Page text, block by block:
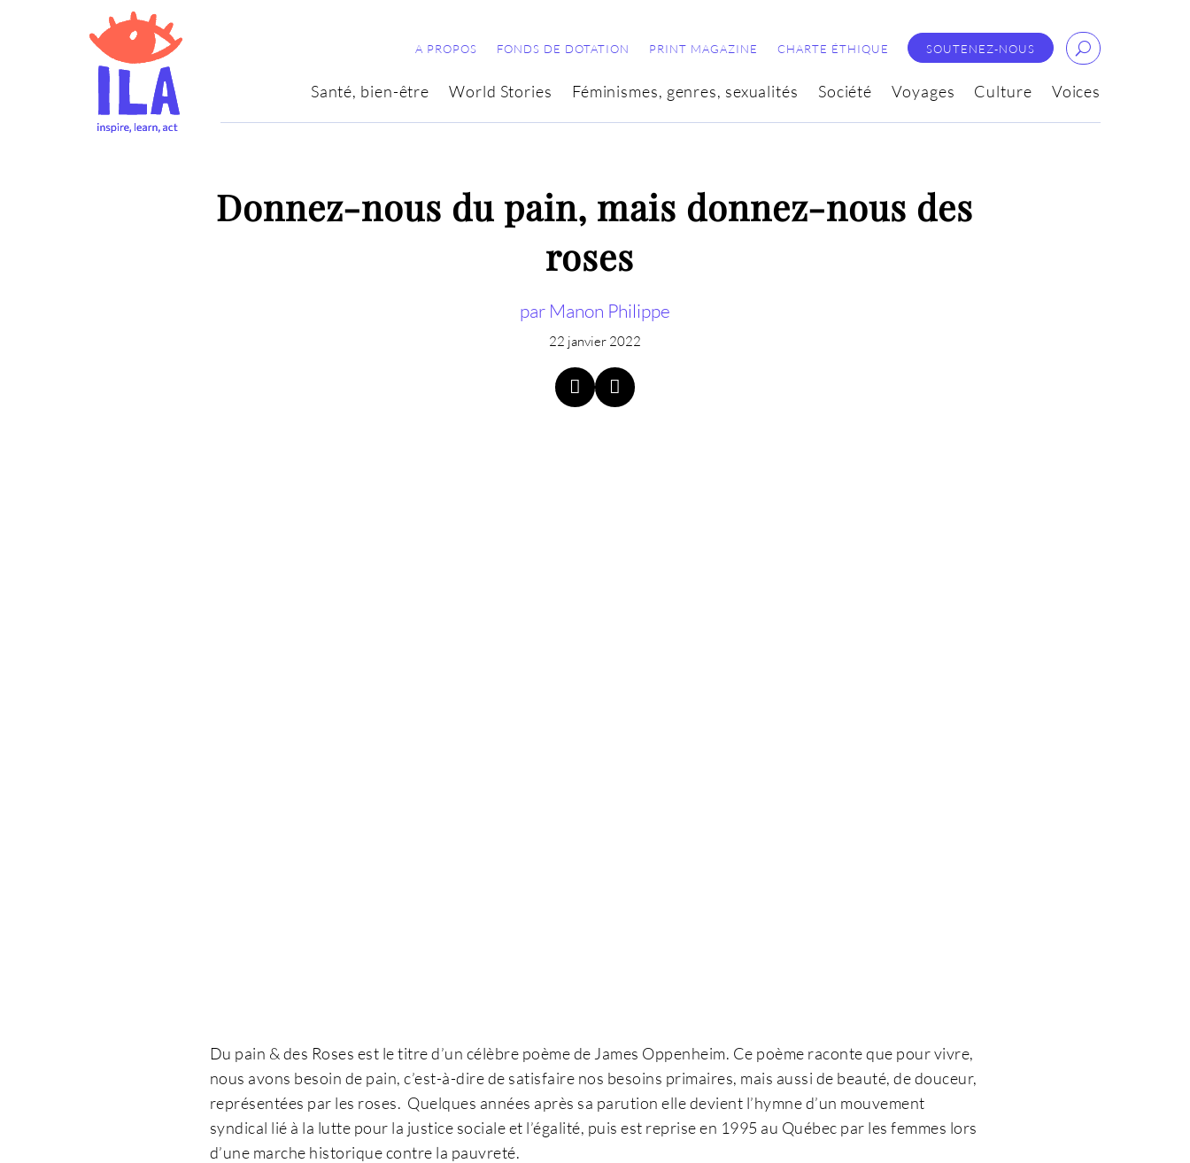
A PROPOS FONDS DE DOTATION PRINT MAGAZINE CHARTE ÉTHIQUE SOUTENEZ-NOUS
Santé, bien-être World Stories Féminismes, genres, sexualités Société Voyages Culture Voices
Donnez-nous du pain, mais donnez-nous des
roses
par Manon Philippe
22 janvier 2022
 
Du pain & des Roses est le titre d’un célèbre poème de James Oppenheim. Ce poème raconte que pour vivre,
nous avons besoin de pain, c’est-à-dire de satisfaire nos besoins primaires, mais aussi de beauté, de douceur,
représentées par les roses. Quelques années après sa parution elle devient l’hymne d’un mouvement
syndical lié à la lutte pour la justice sociale et l’égalité, puis est reprise en 1995 au Québec par les femmes lors
d’une marche historique contre la pauvreté.